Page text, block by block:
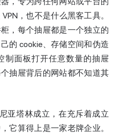
，也不是什么黑客工具。
，每个抽屉都是一个独立的
的 cookie、存储空间和伪造
制面板打开任意数量的抽屉
抽屉背后的网站都不知道其
亚塔林成立，在充斥着成立
它算得上是一家老牌企业。